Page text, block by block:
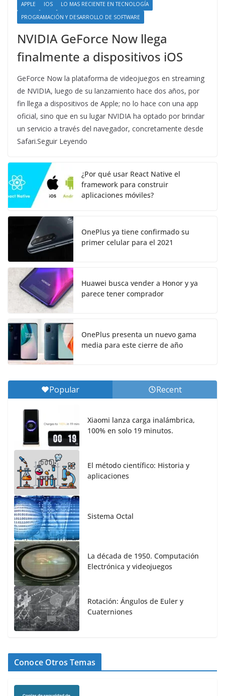
APPLE IOS
LO MAS RECIENTE EN TECNOLOGÍA
PROGRAMACIÓN Y DESARROLLO DE SOFTWARE
NVIDIA GeForce Now llega
finalmente a dispositivos iOS
GeForce Now la plataforma de videojuegos en streaming
de NVIDIA, luego de su lanzamiento hace dos años, por
fin llega a dispositivos de Apple; no lo hace con una app
oficial, sino que en su lugar NVIDIA ha optado por brindar
un servicio a través del navegador, concretamente desde
Safari.Seguir Leyendo
¿Por qué usar React Native el
framework para construir
aplicaciones móviles?
OnePlus ya tiene confirmado su
primer celular para el 2021
Huawei busca vender a Honor y ya
parece tener comprador
OnePlus presenta un nuevo gama
media para este cierre de año
Popular Recent
Xiaomi lanza carga inalámbrica,
100% en solo 19 minutos.
El método científico: Historia y
aplicaciones
Sistema Octal
La década de 1950. Computación
Electrónica y videojuegos
Rotación: Ángulos de Euler y
Cuaterniones
Conoce Otros Temas